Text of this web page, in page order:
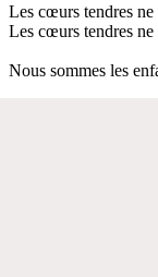
Les cœurs tendres
Les cœurs tendres ne
Nous sommes les